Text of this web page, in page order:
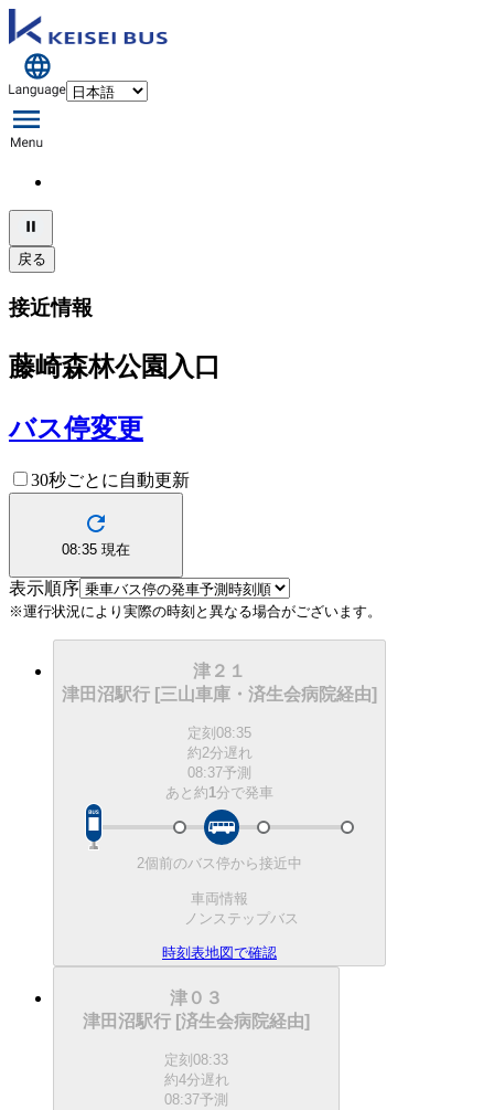
戻る
接近情報
藤崎森林公園入口
バス停変更
30秒ごとに自動更新
08:35 現在
表示順序
※運行状況により実際の時刻と異なる場合がございます。
津２１
津田沼駅行 [三山車庫・済生会病院経由]
定刻 08:35
約2分遅れ
08:37予測
あと約1分で発車
2個前のバス停から接近中
車両情報
ノンステップバス
時刻表地図で確認
津０３
津田沼駅行 [済生会病院経由]
定刻 08:33
約4分遅れ
08:37予測